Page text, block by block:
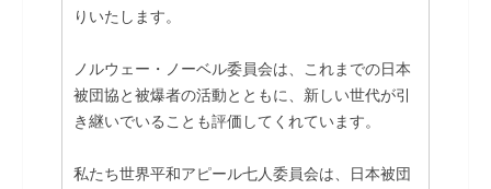
りいたします。
ノルウェー・ノーベル委員会は、これまでの日本
被団協と被爆者の活動とともに、新しい世代が引
き継いでいることも評価してくれています。
私たち世界平和アピール七人委員会は、日本被団